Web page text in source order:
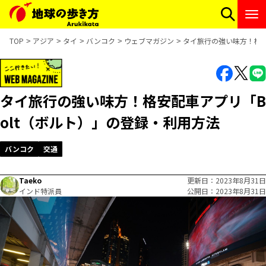
TOP アジア タイ バンコク ウェブマガジン タイ旅行の強い味方！格
タイ旅行の強い味方！格安配車アプリ「B
olt（ボルト）」の登録・利用方法
バンコク 交通
Taeko
インド特派員
更新日
2023年8月31日
公開日
2023年8月31日